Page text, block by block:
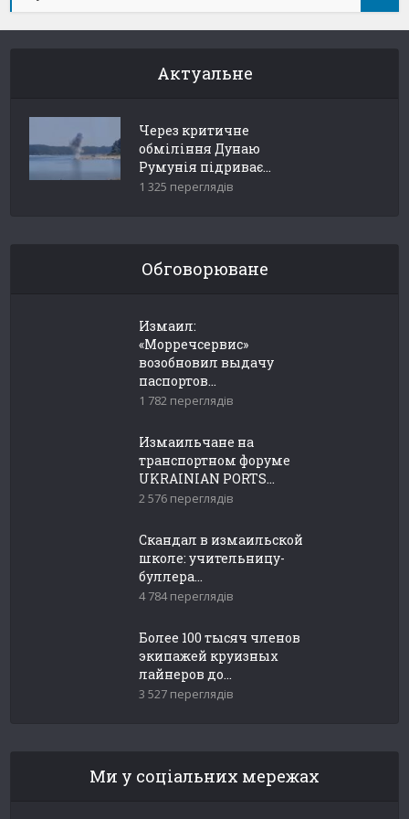
Актуальне
Через критичне
обміління Дунаю
Румунія підриває...
1 325 переглядів
Обговорюване
Измаил:
«Морречсервис»
возобновил выдачу
паспортов...
1 782 переглядів
Измаильчане на
транспортном форуме
UKRAINIAN PORTS...
2 576 переглядів
Скандал в измаильской
школе: учительницу-
буллера...
4 784 переглядів
Более 100 тысяч членов
экипажей круизных
лайнеров до...
3 527 переглядів
Ми у соціальних мережах